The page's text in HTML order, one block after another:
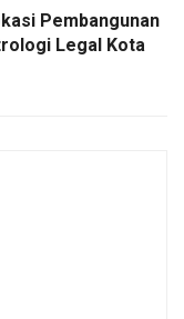
Pembangunan
Legal Kota